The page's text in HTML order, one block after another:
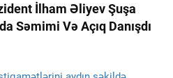
İlham Əliyev Şuşa
Səmimi Və Açıq Danışdı